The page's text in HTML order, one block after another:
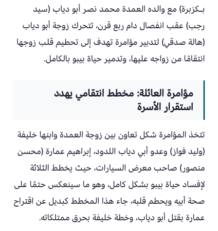
بـكزبرة) مع والده العمدة محمد نصر أبو دياب (سيد
رجب) عقب انفصال دام ربع قرن، تتحرك زوجة أبو دياب
(هالة صدقي) لتدبير مؤامرة تهدف إلى تحطيم قلب زوجها
انتقامًا من زواجه عليها، وتدمير حياة بيبو بالكامل.
مؤامرة العائلة: مخطط انتقامي يهدد
استقرار الأسرة
تتخذ المؤامرة شكل تعاون بين زوجة العمدة وابنها خليفة
(وليد فواز) وعدو أبي دياب اللدود، إبراهيم عمارة (محسن
منصور) صاحب معرض السيارات، حيث يخطط الثلاثة
لإفساد حياة بيبو بشكل كامل، وهو ما سينعكس حتمًا على
صحة أبيه ويحطم قلبه، جاء هذا المخطط كبديل عن اقتراح
عمارة بقتل أبو دياب، وخطة خليفة بحرق ممتلكاته.